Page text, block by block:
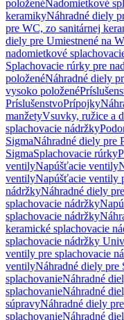
položenéNadomietkové
keramikyNáhradné diely
pre WC, zo sanitárnej
diely pre Umiestnené na
nadomietkové
Splachovacie rúrky pre
položenéNáhradné diely
vysoko položené
PríslušenstvoPrípojky
manžetyVsuvky, ružice a
splachovacie nádržky
SigmaNáhradné diely pre
SigmaSplachovacie rúrky
ventilyNapúšťacie ventily
ventilyNapúšťacie ventily
nádržkyNáhradné diely
splachovacie nádržky
splachovacie nádržky
keramické splachovacie
splachovacie nádržky
ventily pre splachovacie
ventilyNáhradné diely pre
splachovanieNáhradné
splachovanieNáhradné
súpravyNáhradné diely
splachovanieNáhradné